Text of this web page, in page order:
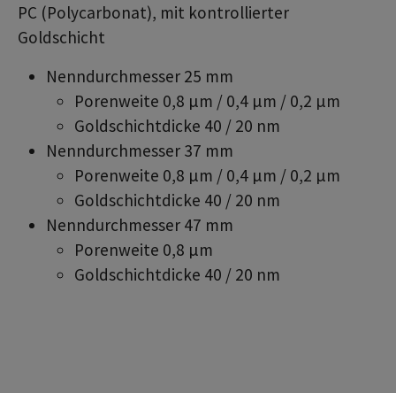
PC (Polycarbonat), mit kontrollierter
Goldschicht
Nenndurchmesser 25 mm
Porenweite 0,8 µm / 0,4 µm / 0,2 µm
Goldschichtdicke 40 / 20 nm
Nenndurchmesser 37 mm
Porenweite 0,8 µm / 0,4 µm / 0,2 µm
Goldschichtdicke 40 / 20 nm
Nenndurchmesser 47 mm
Porenweite 0,8 µm
Goldschichtdicke 40 / 20 nm